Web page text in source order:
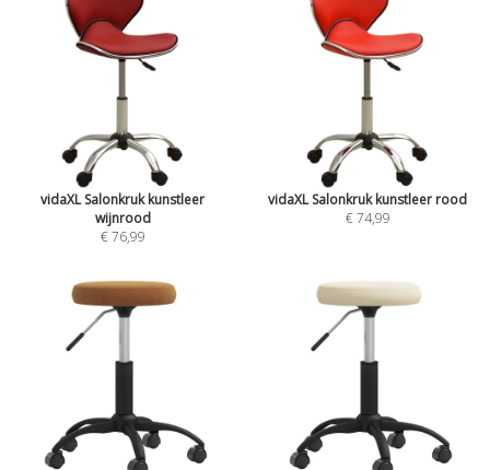
vidaXL Salonkruk kunstleer
wijnrood
€ 76,99
vidaXL Salonkruk kunstleer rood
€ 74,99